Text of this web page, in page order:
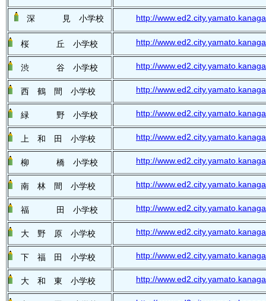
深 見 小学校 http://
桜 丘 小学校 http://
渋 谷 小学校 http://
西 鶴 間 小学校 http://
緑 野 小学校 http://
上 和 田 小学校 http://
柳 橋 小学校 http://
南 林 間 小学校 http://
福 田 小学校 http://
大 野 原 小学校 http://
下 福 田 小学校 http://
大 和 東 小学校 http://